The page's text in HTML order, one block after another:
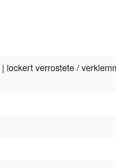
| lockert verrostete /